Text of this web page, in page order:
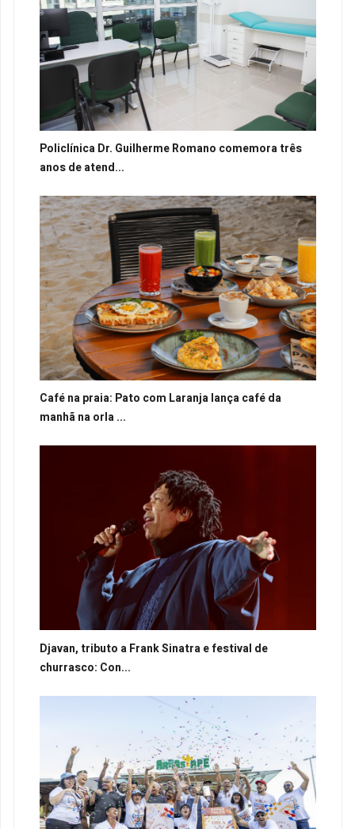
Policlínica Dr. Guilherme Romano comemora três
anos de atend...
Café na praia: Pato com Laranja lança café da
manhã na orla ...
Djavan, tributo a Frank Sinatra e festival de
churrasco: Con...